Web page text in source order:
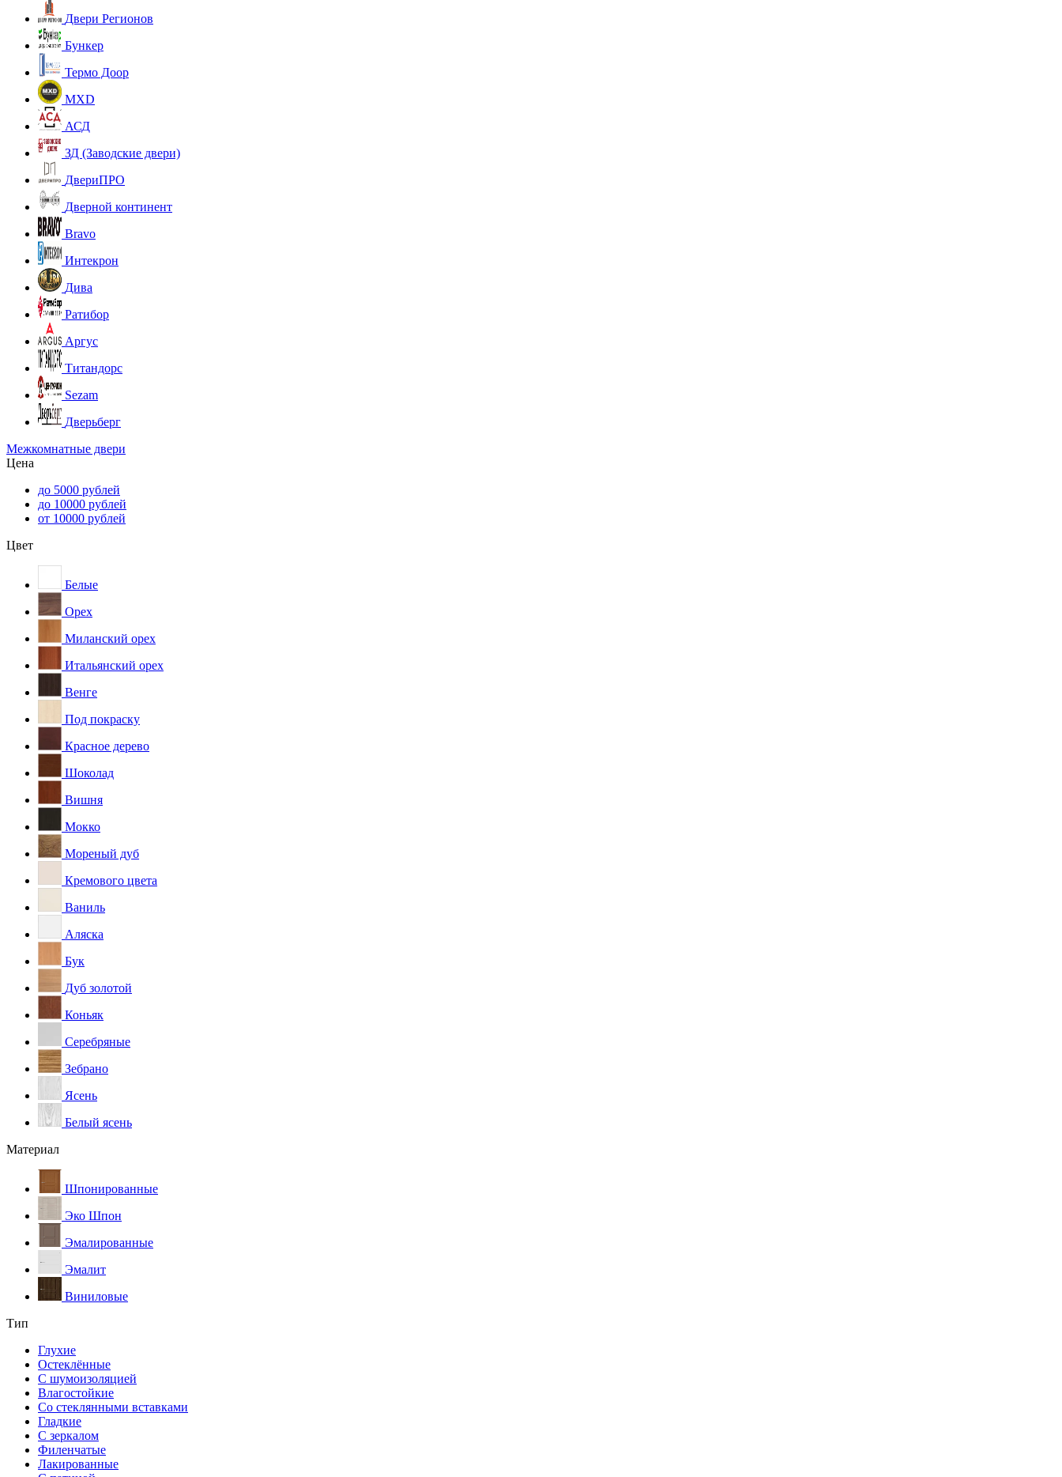
Двери Регионов
Бункер
Термо Доор
MXD
АСД
ЗД (Заводские двери)
ДвериПРО
Дверной континент
Bravo
Интекрон
Дива
Ратибор
Аргус
Титандорс
Sezam
Дверьберг
Межкомнатные двери
Цена
до 5000 рублей
до 10000 рублей
от 10000 рублей
Цвет
Белые
Орех
Миланский орех
Итальянский орех
Венге
Под покраску
Красное дерево
Шоколад
Вишня
Мокко
Мореный дуб
Кремового цвета
Ваниль
Аляска
Бук
Дуб золотой
Коньяк
Серебряные
Зебрано
Ясень
Белый ясень
Материал
Шпонированные
Эко Шпон
Эмалированные
Эмалит
Виниловые
Тип
Глухие
Остеклённые
С шумоизоляцией
Влагостойкие
Со стеклянными вставками
Гладкие
С зеркалом
Филенчатые
Лакированные